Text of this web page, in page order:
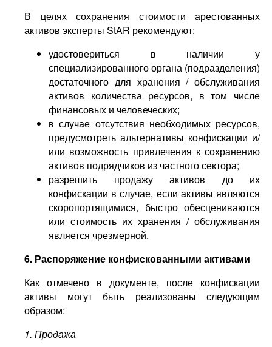
В целях сохранения стоимости арестованных
активов эксперты StAR рекомендуют:
удостовериться в наличии у
специализированного органа (подразделения)
достаточного для хранения / обслуживания
активов количества ресурсов, в том числе
финансовых и человеческих;
в случае отсутствия необходимых ресурсов,
предусмотреть альтернативы конфискации и/
или возможность привлечения к сохранению
активов подрядчиков из частного сектора;
разрешить продажу активов до их
конфискации в случае, если активы являются
скоропортящимися, быстро обесцениваются
или стоимость их хранения / обслуживания
является чрезмерной.
6. Распоряжение конфискованными активами
Как отмечено в документе, после конфискации
активы могут быть реализованы следующим
образом:
1. Продажа